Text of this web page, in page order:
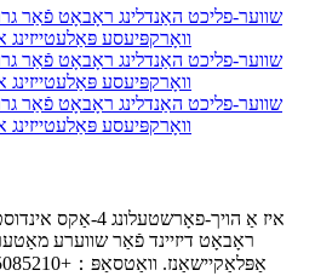
ראָבאָט דיזיינד פֿאַר שווערע